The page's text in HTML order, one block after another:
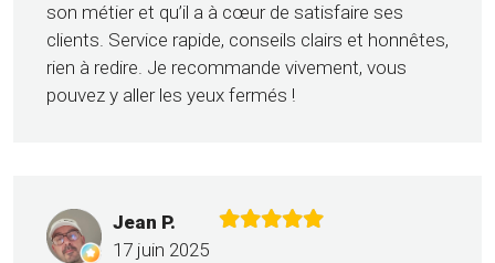
son métier et qu’il a à cœur de satisfaire ses
clients. Service rapide, conseils clairs et honnêtes,
rien à redire. Je recommande vivement, vous
pouvez y aller les yeux fermés !
Jean P.
17 juin 2025